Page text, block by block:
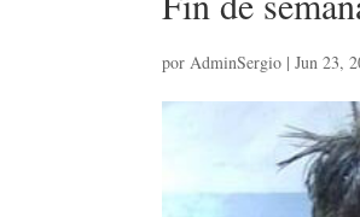
porAdminSergio |Jun 23,